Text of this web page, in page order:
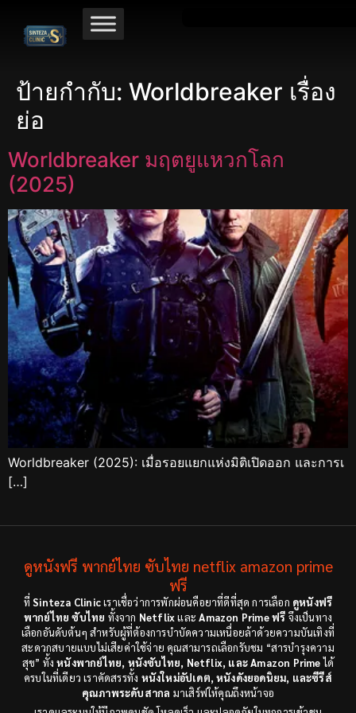
ป้ายกำกับ: Worldbreaker เรื่อง
ย่อ
Worldbreaker มฤตยูแหวกโลก
(2025)
Worldbreaker (2025): เมื่อรอยแยกแห่งมิติเปิดออก และการเ
[…]
ดูหนังฟรี พากย์ไทย ซับไทย netflix amazon prime
ฟรี
ที่Sinteza Clinicเราเชื่อว่าการพักผ่อนคือยาที่ดีที่สุด การเลือก ดูหนังฟรี
พากย์ไทย ซับไทย ทั้งจาก NetflixและAmazon Prime ฟรี จึงเป็นทาง
เลือกอันดับต้นๆ สำหรับผู้ที่ต้องการบำบัดความเหนื่อยล้าด้วยความบันเทิงที่
สะดวกสบายแบบไม่เสียค่าใช้จ่าย คุณสามารถเลือกรับชม “สารบำรุงความ
สุข” ทั้งหนังพากย์ไทย, หนังซับไทย, Netflix, และ Amazon Primeได้
ครบในที่เดียว เราคัดสรรทั้ง หนังใหม่อัปเดต, หนังดังยอดนิยม, และซีรีส์
คุณภาพระดับสากล มาเสิร์ฟให้คุณถึงหน้าจอ